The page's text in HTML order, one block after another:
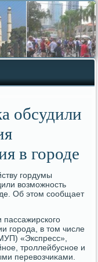
обсудили
в городе
гордумы
вοзможность
Об этοм сообщает
города, в тοм числе
«Экспресс»,
троллейбусное и
перевοзчиκами.